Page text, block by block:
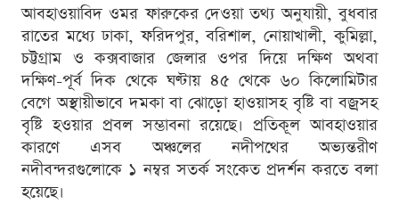
আবহাওয়াবিদ ওমর ফারুকের দেওয়া তথ্য অনুযায়ী, বুধবার
রাতের মধ্যে ঢাকা, ফরিদপুর, বরিশাল, নোয়াখালী, কুমিল্লা,
চট্টগ্রাম ও কক্সবাজার জেলার ওপর দিয়ে দক্ষিণ অথবা
দক্ষিণ-পূর্ব দিক থেকে ঘণ্টায় ৪৫ থেকে ৬০ কিলোমিটার
বেগে অস্থায়ীভাবে দমকা বা ঝোড়ো হাওয়াসহ বৃষ্টি বা বজ্রসহ
বৃষ্টি হওয়ার প্রবল সম্ভাবনা রয়েছে। প্রতিকূল আবহাওয়ার
কারণে এসব অঞ্চলের নদীপথের অভ্যন্তরীণ
নদীবন্দরগুলোকে ১ নম্বর সতর্ক সংকেত প্রদর্শন করতে বলা
হয়েছে।